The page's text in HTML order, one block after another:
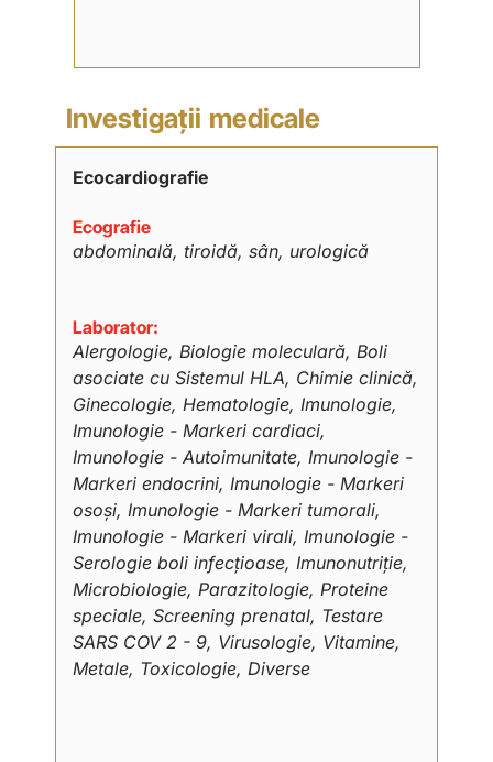
Investigații medicale
Ecocardiografie
Ecografie
abdominală, tiroidă, sân, urologică
Laborator:
Alergologie, Biologie moleculară, Boli
asociate cu Sistemul HLA, Chimie clinică,
Ginecologie, Hematologie, Imunologie,
Imunologie - Markeri cardiaci,
Imunologie - Autoimunitate, Imunologie -
Markeri endocrini, Imunologie - Markeri
osoși, Imunologie - Markeri tumorali,
Imunologie - Markeri virali, Imunologie -
Serologie boli infecțioase, Imunonutriție,
Microbiologie, Parazitologie, Proteine
speciale, Screening prenatal, Testare
SARS COV 2 - 9, Virusologie, Vitamine,
Metale, Toxicologie, Diverse